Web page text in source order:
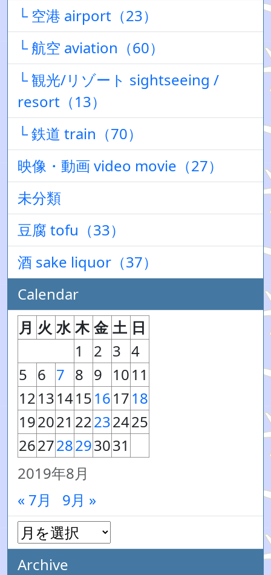
└ 空港 airport（23）
└ 航空 aviation（60）
└ 観光/リゾート sightseeing /
resort（13）
└ 鉄道 train（70）
映像・動画 video movie（27）
未分類
豆腐 tofu（33）
酒 sake liquor（37）
Calendar
2019年8月
月 火 水 木 金 土 日
1
2 3 4
5 6 7 8 9 1011
12131415161718
192021 22232425
262728293031
« 7月 9月 »
Archive